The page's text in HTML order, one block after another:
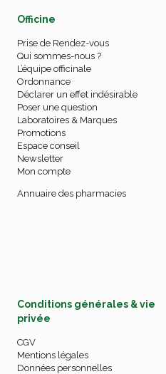
Officine
Prise de Rendez-vous
Qui sommes-nous ?
L’équipe officinale
Ordonnance
Déclarer un effet indésirable
Poser une question
Laboratoires & Marques
Promotions
Espace conseil
Newsletter
Mon compte
Annuaire des pharmacies
Conditions générales & vie
privée
CGV
Mentions légales
Données personnelles